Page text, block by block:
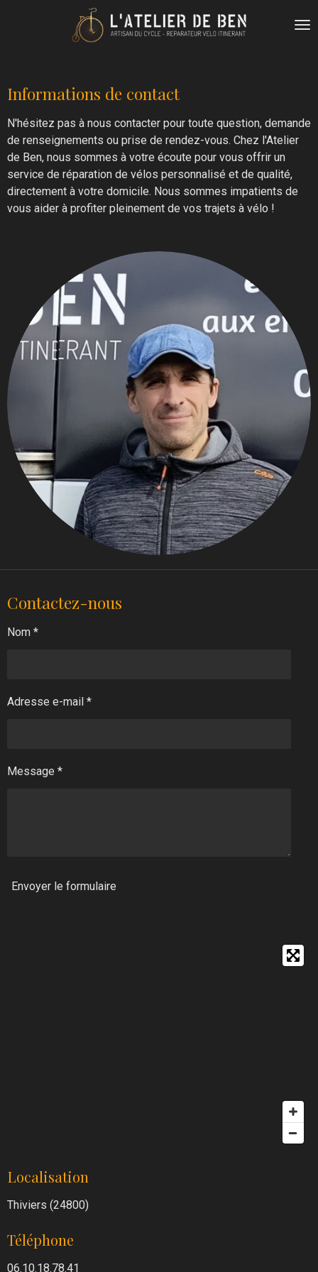
Informations de contact
N'hésitez pas à nous contacter pour toute question, demande
de renseignements ou prise de rendez-vous. Chez l'Atelier
de Ben, nous sommes à votre écoute pour vous offrir un
service de réparation de vélos personnalisé et de qualité,
directement à votre domicile. Nous sommes impatients de
vous aider à profiter pleinement de vos trajets à vélo !
Contactez-nous
Nom *
Adresse e-mail *
Message *
Envoyer le formulaire
Localisation
Thiviers (24800)
Téléphone
06.10.18.78.41